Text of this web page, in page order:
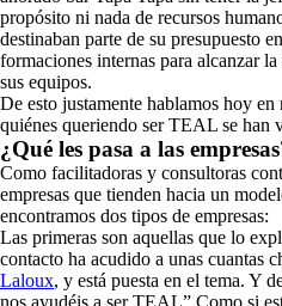
propósito ni nada de recursos
destinaban parte de su presupuesto
formaciones internas para alcanzar
sus equipos.
De esto justamente hablamos hoy
quiénes queriendo ser TEAL se han
¿Qué les pasa a las
Como facilitadoras y consultoras
empresas que tienden hacia un
encontramos dos tipos de empresas:
Las primeras son aquellas que lo
contacto ha acudido a unas cuantas
Laloux, y está puesta en el tema. Y